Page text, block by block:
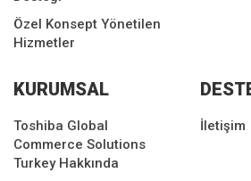
Özel Konsept Yönetilen
Hizmetler
KURUMSAL
Toshiba Global
Commerce Solutions
Turkey Hakkında
İletişim